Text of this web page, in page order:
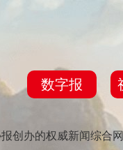
数字报
创办的权威新闻综合